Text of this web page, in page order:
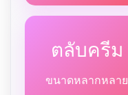
ตลับครีม
ขนาดหลากหลาย